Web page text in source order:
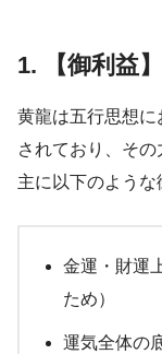
1. 【御利益】
黄龍は五行思想に
されており、その
主に以下のような
金運・財運
ため）
運気全体の